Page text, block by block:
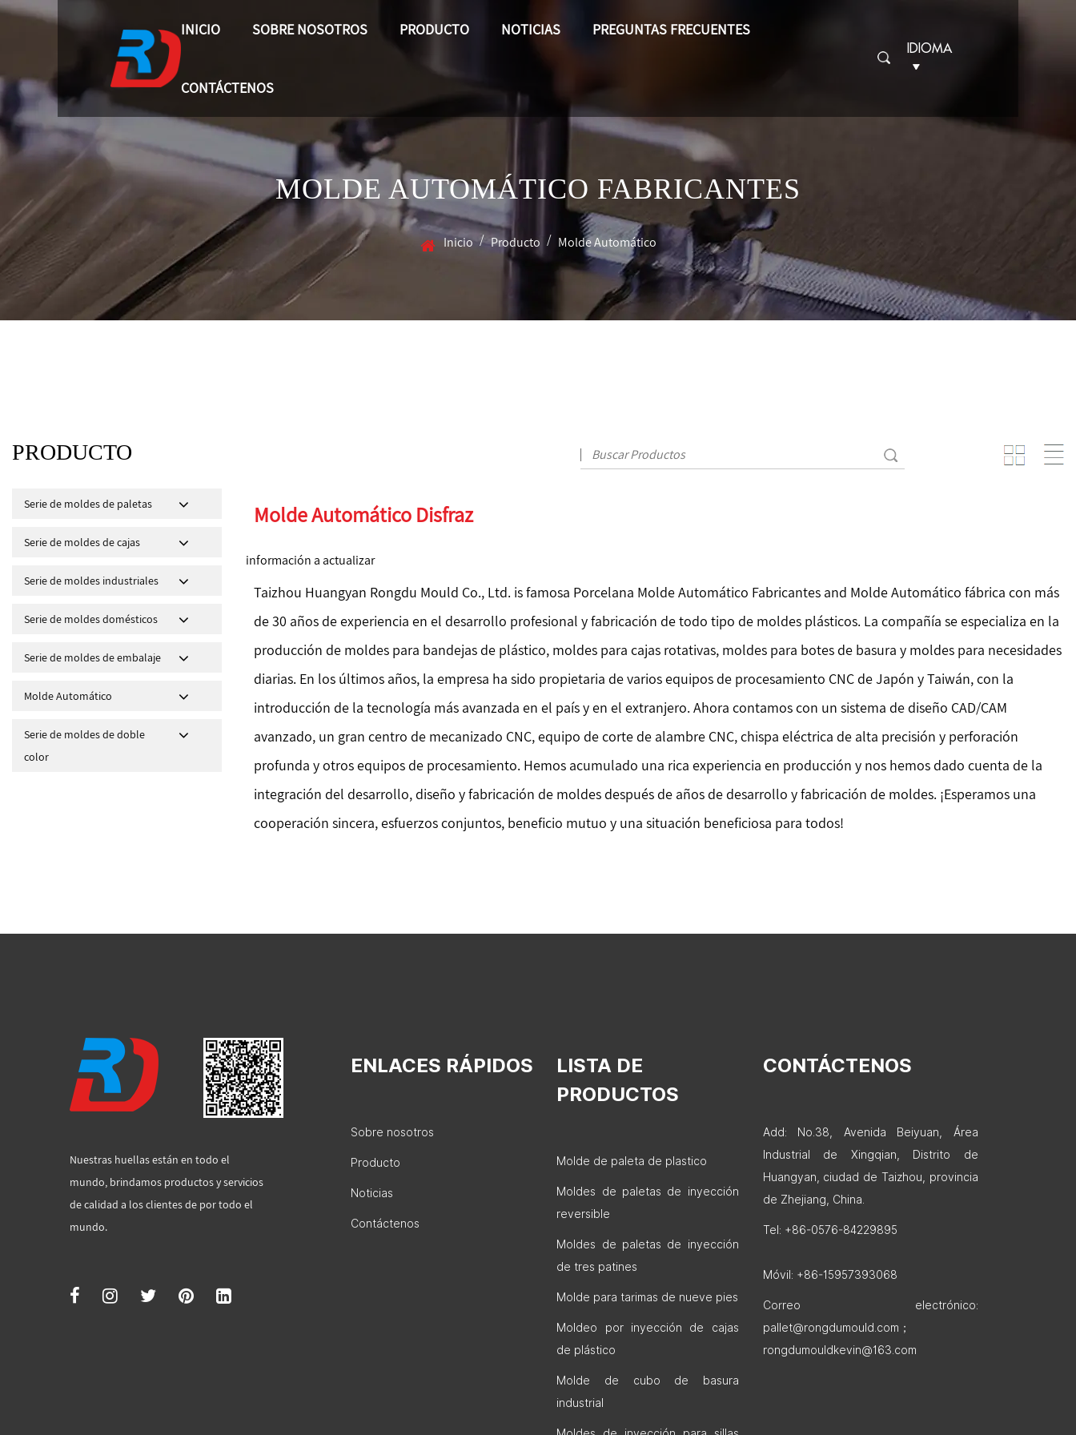
INICIO SOBRE NOSOTROS PRODUCTO NOTICIAS PREGUNTAS FRECUENTES
CONTÁCTENOS
IDIOMA
MOLDE AUTOMÁTICO FABRICANTES
Inicio / Producto / Molde Automático
PRODUCTO
Serie de moldes de paletas
Serie de moldes de cajas
Serie de moldes industriales
Serie de moldes domésticos
Serie de moldes de embalaje
Molde Automático
Serie de moldes de doble
color
Molde Automático Disfraz
información a actualizar
Taizhou Huangyan Rongdu Mould Co., Ltd. is famosa Porcelana Molde Automático Fabricantes and Molde Automático fábrica con más
de 30 años de experiencia en el desarrollo profesional y fabricación de todo tipo de moldes plásticos. La compañía se especializa en la
producción de moldes para bandejas de plástico, moldes para cajas rotativas, moldes para botes de basura y moldes para necesidades
diarias. En los últimos años, la empresa ha sido propietaria de varios equipos de procesamiento CNC de Japón y Taiwán, con la
introducción de la tecnología más avanzada en el país y en el extranjero. Ahora contamos con un sistema de diseño CAD/CAM
avanzado, un gran centro de mecanizado CNC, equipo de corte de alambre CNC, chispa eléctrica de alta precisión y perforación
profunda y otros equipos de procesamiento. Hemos acumulado una rica experiencia en producción y nos hemos dado cuenta de la
integración del desarrollo, diseño y fabricación de moldes después de años de desarrollo y fabricación de moldes. ¡Esperamos una
cooperación sincera, esfuerzos conjuntos, beneficio mutuo y una situación beneficiosa para todos!
Nuestras huellas están en todo el
mundo, brindamos productos y servicios
de calidad a los clientes de por todo el
mundo.
ENLACES RÁPIDOS
Sobre nosotros
Producto
Noticias
Contáctenos
LISTA DE
PRODUCTOS
Molde de paleta de plastico
Moldes de paletas de inyección
reversible
Moldes de paletas de inyección
de tres patines
Molde para tarimas de nueve pies
Moldeo por inyección de cajas
de plástico
Molde de cubo de basura
industrial
CONTÁCTENOS
Add: No.38, Avenida Beiyuan, Área
Industrial de Xingqian, Distrito de
Huangyan, ciudad de Taizhou, provincia
de Zhejiang, China.
Tel: +86-0576-84229895
Móvil: +86-15957393068
Correo electrónico:
pallet@rongdumould.com ；
rongdumouldkevin@163.com